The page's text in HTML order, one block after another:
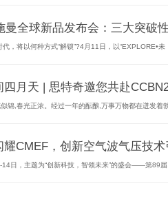
曼全球新品发布会：三大突破
，将以何种方式“解锁”?4月11日，以“EXPLORE•未
四月天 | 思特奇邀您共赴
锦,春光正浓。经过一年的酝酿,万事万物都在迸发着
耀CMEF，创新空气波气压技术
日，主题为“创新科技，智领未来”的盛会——第89届